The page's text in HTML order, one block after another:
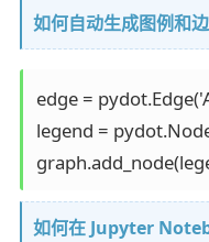
如何自动生成图例和边
edge =
legend =
如何在 Jupyter